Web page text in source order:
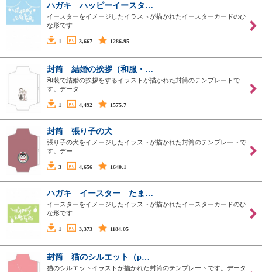
ハガキ ハッピーイースタ…
イースターをイメージしたイラストが描かれたイースターカードのひ
な形です…
1 3,667 1286.95
封筒 結婚の挨拶（和服・…
和装で結婚の挨拶をするイラストが描かれた封筒のテンプレートで
す。データ…
1 4,492 1575.7
封筒 張り子の犬
張り子の犬をイメージしたイラストが描かれた封筒のテンプレートで
す。デー…
3 4,656 1640.1
ハガキ イースター たま…
イースターをイメージしたイラストが描かれたイースターカードのひ
な形です…
1 3,373 1184.05
封筒 猫のシルエット（p…
猫のシルエットイラストが描かれた封筒のテンプレートです。データ